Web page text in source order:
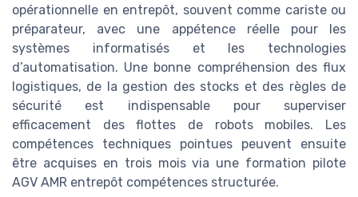
opérationnelle en entrepôt, souvent comme cariste ou
préparateur, avec une appétence réelle pour les
systèmes informatisés et les technologies
d’automatisation. Une bonne compréhension des flux
logistiques, de la gestion des stocks et des règles de
sécurité est indispensable pour superviser
efficacement des flottes de robots mobiles. Les
compétences techniques pointues peuvent ensuite
être acquises en trois mois via une formation pilote
AGV AMR entrepôt compétences structurée.